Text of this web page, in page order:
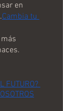
en
Cambia tu
más
FUTURO?